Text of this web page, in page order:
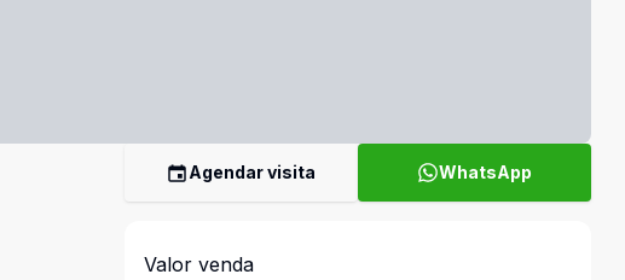
Agendar visita WhatsApp
Valor venda